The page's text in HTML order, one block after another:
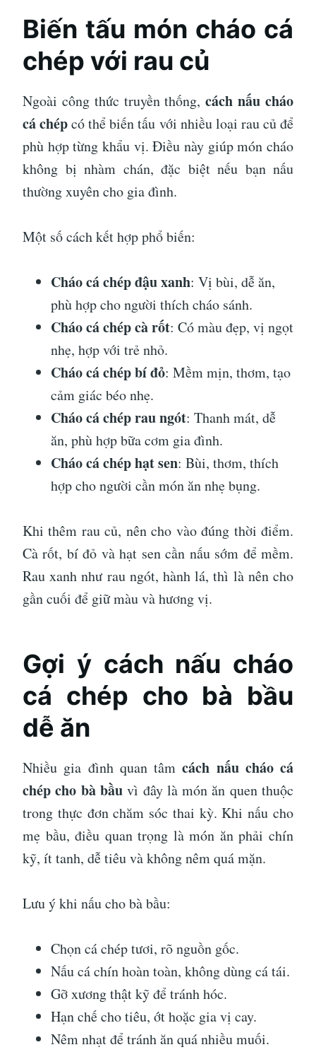
Biến tấu món cháo cá
chép với rau củ
Ngoài công thức truyền thống,cách nấu cháo
cá chépcó thể biến tấu với nhiều loại rau củ để
phù hợp từng khẩu vị. Điều này giúp món cháo
không bị nhàm chán, đặc biệt nếu bạn nấu
thường xuyên cho gia đình.
Một số cách kết hợp phổ biến:
Cháo cá chép đậu xanh: Vị bùi, dễ ăn,
phù hợp cho người thích cháo sánh.
Cháo cá chép cà rốt: Có màu đẹp, vị ngọt
nhẹ, hợp với trẻ nhỏ.
Cháo cá chép bí đỏ: Mềm mịn, thơm, tạo
cảm giác béo nhẹ.
Cháo cá chép rau ngót: Thanh mát, dễ
ăn, phù hợp bữa cơm gia đình.
Cháo cá chép hạt sen: Bùi, thơm, thích
hợp cho người cần món ăn nhẹ bụng.
Khi thêm rau củ, nên cho vào đúng thời điểm.
Cà rốt, bí đỏ và hạt sen cần nấu sớm để mềm.
Rau xanh như rau ngót, hành lá, thì là nên cho
gần cuối để giữ màu và hương vị.
Gợi ý cách nấu cháo
cá chép cho bà bầu
dễ ăn
Nhiều gia đình quan tâmcách nấu cháo cá
chép cho bà bầuvì đây là món ăn quen thuộc
trong thực đơn chăm sóc thai kỳ. Khi nấu cho
mẹ bầu, điều quan trọng là món ăn phải chín
kỹ, ít tanh, dễ tiêu và không nêm quá mặn.
Lưu ý khi nấu cho bà bầu:
Chọn cá chép tươi, rõ nguồn gốc.
Nấu cá chín hoàn toàn, không dùng cá tái.
Gỡ xương thật kỹ để tránh hóc.
Hạn chế cho tiêu, ớt hoặc gia vị cay.
Nêm nhạt để tránh ăn quá nhiều muối.